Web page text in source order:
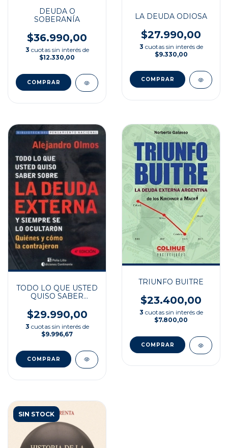
DEUDA O
SOBERANÍA
$36.990,00
3 cuotas sin interés de
$12.330,00
LA DEUDA ODIOSA
$27.990,00
3 cuotas sin interés de
$9.330,00
TODO LO QUE USTED
QUISO SABER
EXTERNA Y SIEMPRE
SE LO OCULTARON
$29.990,00
3 cuotas sin interés de
$9.996,67
TRIUNFO BUITRE
$23.400,00
3 cuotas sin interés de
$7.800,00
SIN STOCK